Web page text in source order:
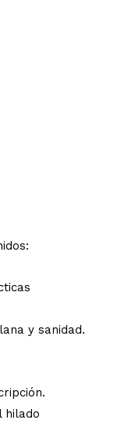
y sanidad.
hilado